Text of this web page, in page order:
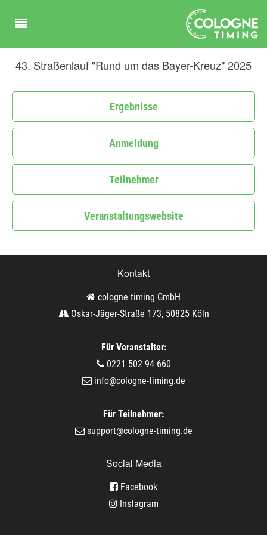
43. Straßenlauf "Rund um das Bayer-Kreuz" 2025
Ergebnisse
Anmeldung
Teilnehmer
Veranstaltungswebsite
Kontakt
cologne timing GmbH
Oskar-Jäger-Straße 173, 50825 Köln
Für Veranstalter:
0221 502 94 660
info@cologne-timing.de
Für Teilnehmer:
support@cologne-timing.de
Social Media
Facebook
Instagram